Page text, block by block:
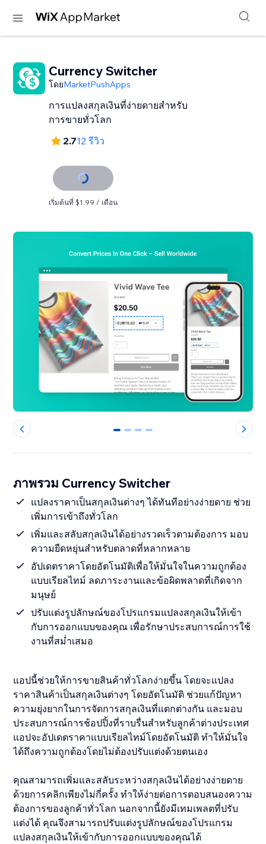
Currency Switcher
โดยMarketPushApps
การแปลงสกุลเงินที่ง่ายดายสำหรับ
การขายทั่วโลก
2.712 รีวิว
เริ่มต้นที่ $1.99 / เดือน
0 1 2 3
ภาพรวม Currency Switcher
แปลงราคาเป็นสกุลเงินต่างๆ ได้ทันทีอย่างง่ายดาย ช่วย
เพิ่มการเข้าถึงทั่วโลก
เพิ่มและสลับสกุลเงินได้อย่างรวดเร็วตามต้องการ มอบ
ความยืดหยุ่นสำหรับตลาดที่หลากหลาย
อัปเดตราคาโดยอัตโนมัติเพื่อให้มั่นใจในความถูกต้อง
แบบเรียลไทม์ ลดภาระงานและข้อผิดพลาดที่เกิดจาก
มนุษย์
ปรับแต่งรูปลักษณ์ของโปรแกรมแปลงสกุลเงินให้เข้า
กับการออกแบบของคุณ เพื่อรักษาประสบการณ์การใช้
งานที่สม่ำเสมอ
แอปนี้ช่วยให้การขายสินค้าทั่วโลกง่ายขึ้น โดยจะแปลง
ราคาสินค้าเป็นสกุลเงินต่างๆ โดยอัตโนมัติ ช่วยแก้ปัญหา
ความยุ่งยากในการจัดการสกุลเงินที่แตกต่างกัน และมอบ
ประสบการณ์การช้อปปิ้งที่ราบรื่นสำหรับลูกค้าต่างประเทศ
แอปจะอัปเดตราคาแบบเรียลไทม์โดยอัตโนมัติ ทำให้มั่นใจ
ได้ถึงความถูกต้องโดยไม่ต้องปรับแต่งด้วยตนเอง
คุณสามารถเพิ่มและสลับระหว่างสกุลเงินได้อย่างง่ายดาย
ด้วยการคลิกเพียงไม่กี่ครั้ง ทำให้ง่ายต่อการตอบสนองความ
ต้องการของลูกค้าทั่วโลก นอกจากนี้ยังมีเทมเพลตที่ปรับ
แต่งได้ คุณจึงสามารถปรับแต่งรูปลักษณ์ของโปรแกรม
แปลงสกุลเงินให้เข้ากับการออกแบบของคุณได้